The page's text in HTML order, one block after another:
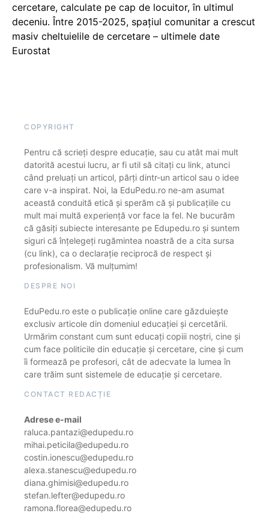
cercetare, calculate pe cap de locuitor, în ultimul
deceniu. Între 2015-2025, spațiul comunitar a crescut
masiv cheltuielile de cercetare – ultimele date
Eurostat
COPYRIGHT
Pentru că scrieți despre educație, sau cu atât mai mult
datorită acestui lucru, ar fi util să citați cu link, atunci
când preluați un articol, părți dintr-un articol sau o idee
care v-a inspirat. Noi, la EduPedu.ro ne-am asumat
această conduită etică și sperăm că și publicațiile cu
mult mai multă experiență vor face la fel. Ne bucurăm
că găsiți subiecte interesante pe Edupedu.ro și suntem
siguri că înțelegeți rugămintea noastră de a cita sursa
(cu link), ca o declarație reciprocă de respect și
profesionalism. Vă mulțumim!
DESPRE NOI
EduPedu.ro este o publicație online care găzduiește
exclusiv articole din domeniul educației și cercetării.
Urmărim constant cum sunt educați copiii noștri, cine și
cum face politicile din educație și cercetare, cine și cum
îi formează pe profesori, cât de adecvate la lumea în
care trăim sunt sistemele de educație și cercetare.
CONTACT REDACȚIE
Adrese e-mail
raluca.pantazi@edupedu.ro
mihai.peticila@edupedu.ro
costin.ionescu@edupedu.ro
alexa.stanescu@edupedu.ro
diana.ghimisi@edupedu.ro
stefan.lefter@edupedu.ro
ramona.florea@edupedu.ro